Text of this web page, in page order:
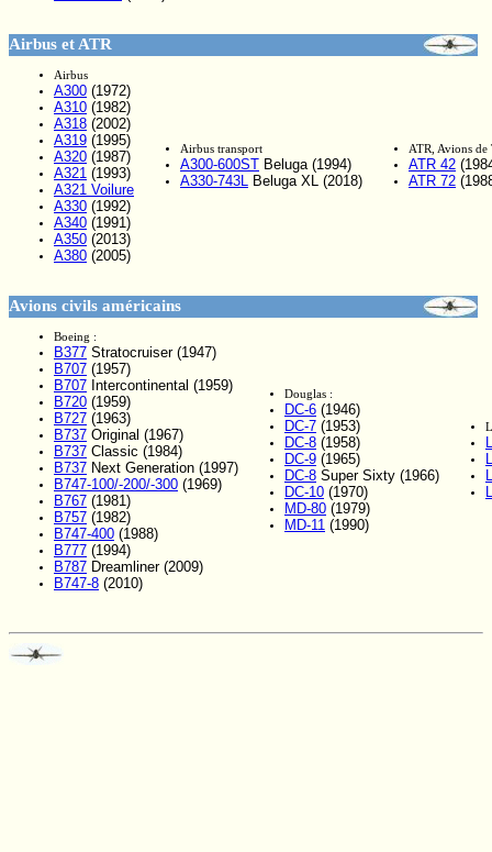
Airbus et ATR
Airbus
A300 (1972)
A310 (1982)
A318 (2002)
A319 (1995)
A320 (1987)
A321 (1993)
A321 Voilure
A330 (1992)
A340 (1991)
A350 (2013)
A380 (2005)
Airbus transport
A300-600ST Beluga (1994)
A330-743L Beluga XL (2018)
ATR, Avions de
ATR 42
ATR 72
Avions civils américains
Boeing :
B377 Stratocruiser (1947)
B707 (1957)
B707 Intercontinental (1959)
B720 (1959)
B727 (1963)
B737 Original (1967)
B737 Classic (1984)
B737 Next Generation (1997)
B747-100/-200/-300 (1969)
B767 (1981)
B757 (1982)
B747-400 (1988)
B777 (1994)
B787 Dreamliner (2009)
B747-8 (2010)
Douglas :
DC-6 (1946)
DC-7 (1953)
DC-8 (1958)
DC-9 (1965)
DC-8 Super Sixty (1966)
DC-10 (1970)
MD-80 (1979)
MD-11 (1990)